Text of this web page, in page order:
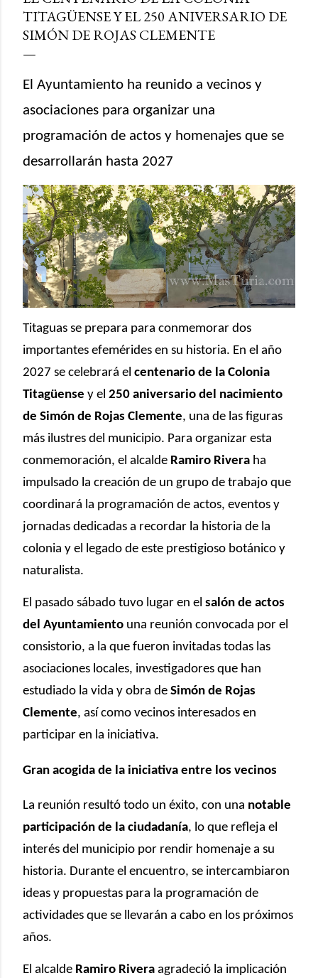
TITAGÜENSE Y EL 250 ANIVERSARIO DE
SIMÓN DE ROJAS CLEMENTE
El Ayuntamiento ha reunido a vecinos y
asociaciones para organizar una
programación de actos y homenajes que se
desarrollarán hasta 2027
Titaguas se prepara para conmemorar dos
importantes efemérides en su historia. En el año
2027 se celebrará el centenario de la Colonia
Titagüense y el 250 aniversario del nacimiento
de Simón de Rojas Clemente, una de las figuras
más ilustres del municipio. Para organizar esta
conmemoración, el alcalde Ramiro Rivera ha
impulsado la creación de un grupo de trabajo que
coordinará la programación de actos, eventos y
jornadas dedicadas a recordar la historia de la
colonia y el legado de este prestigioso botánico y
naturalista.
El pasado sábado tuvo lugar en el salón de actos
del Ayuntamiento una reunión convocada por el
consistorio, a la que fueron invitadas todas las
asociaciones locales, investigadores que han
estudiado la vida y obra de Simón de Rojas
Clemente, así como vecinos interesados en
participar en la iniciativa.
Gran acogida de la iniciativa entre los vecinos
La reunión resultó todo un éxito, con una notable
participación de la ciudadanía, lo que refleja el
interés del municipio por rendir homenaje a su
historia. Durante el encuentro, se intercambiaron
ideas y propuestas para la programación de
actividades que se llevarán a cabo en los próximos
años.
El alcalde Ramiro Rivera agradeció la implicación